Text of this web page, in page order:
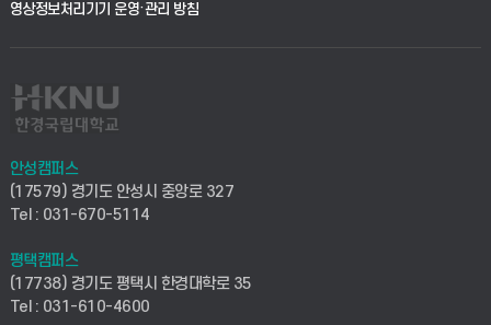
사회안전시스템공학부
컴퓨터응용수학부
ICT로봇기계공학부
전자전기공학부
사이버캠퍼스(전문학사 및 전공심화)
시설바로처리서비스
연구실안전관리시스템
산학연구관리시스템
산학협력단
취업지원센터
창업지원센터
현장실습지원센터
영상정보처리기기 운영·관리 방침
안성캠퍼스
(17579) 경기도 안성시 중앙로 327
Tel : 031-670-5114
평택캠퍼스
(17738) 경기도 평택시 한경대학로 35
Tel : 031-610-4600